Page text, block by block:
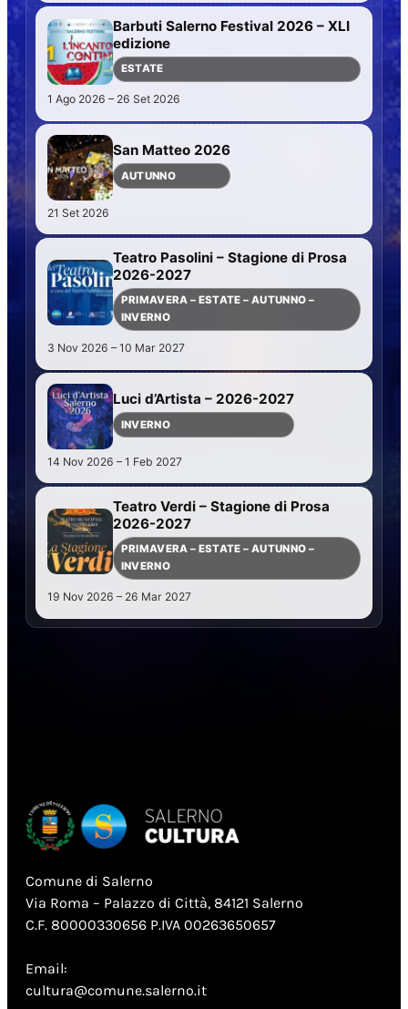
Barbuti Salerno Festival 2026 – XLI
edizione
ESTATE
1 Ago 2026 – 26 Set 2026
San Matteo 2026
AUTUNNO
21 Set 2026
Teatro Pasolini – Stagione di Prosa
2026-2027
PRIMAVERA – ESTATE – AUTUNNO –
INVERNO
3 Nov 2026 – 10 Mar 2027
Luci d’Artista – 2026-2027
INVERNO
14 Nov 2026 – 1 Feb 2027
Teatro Verdi – Stagione di Prosa
2026-2027
PRIMAVERA – ESTATE – AUTUNNO –
INVERNO
19 Nov 2026 – 26 Mar 2027
Comune di Salerno
Via Roma – Palazzo di Città, 84121 Salerno
C.F. 80000330656 P.IVA 00263650657
Email:
cultura@comune.salerno.it